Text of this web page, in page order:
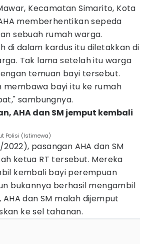
Kecamatan Simarito, Kota
memberhentikan sepeda
sebuah rumah warga.
di dalam kardus itu diletakkan di
Tak lama setelah itu warga
temuan bayi tersebut.
membawa bayi itu ke rumah
sambungnya.
AHA dan SM jemput kembali
Polisi (Istimewa)
2022), pasangan AHA dan SM
ketua RT tersebut. Mereka
kembali bayi perempuan
bukannya berhasil mengambil
dan SM malah dijemput
ke sel tahanan.